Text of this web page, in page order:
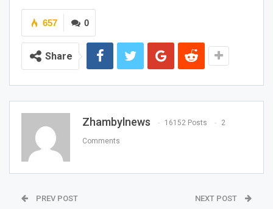
0
657
Share
Zhambylnews 16152 Posts 2
Comments
PREV POST NEXT POST